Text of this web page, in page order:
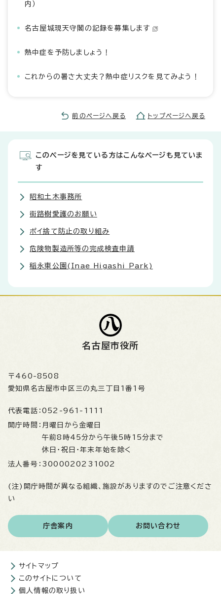
内）
名古屋城現天守閣の記録を募集します
熱中症を予防しましょう！
これからの暑さ大丈夫？熱中症リスクを見てみよう！
前のページへ戻る トップページへ戻る
このページを見ている方はこんなページも見ていま
す
昭和土木事務所
街路樹愛護のお願い
ポイ捨て防止の取り組み
危険物製造所等の完成検査申請
稲永東公園(Inae Higashi Park)
名古屋市役所
〒460-8508
愛知県名古屋市中区三の丸三丁目1番1号
代表電話： 052-961-1111
開庁時間： 月曜日から金曜日
午前8時45分から午後5時15分まで
休日・祝日・年末年始を除く
法人番号： 3000020231002
(注)開庁時間が異なる組織、施設がありますのでご注意くださ
い
庁舎案内 お問い合わせ
サイトマップ
このサイトについて
個人情報の取り扱い